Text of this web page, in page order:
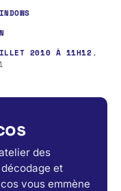
2010 À 11H12,
des
et
vous emmène